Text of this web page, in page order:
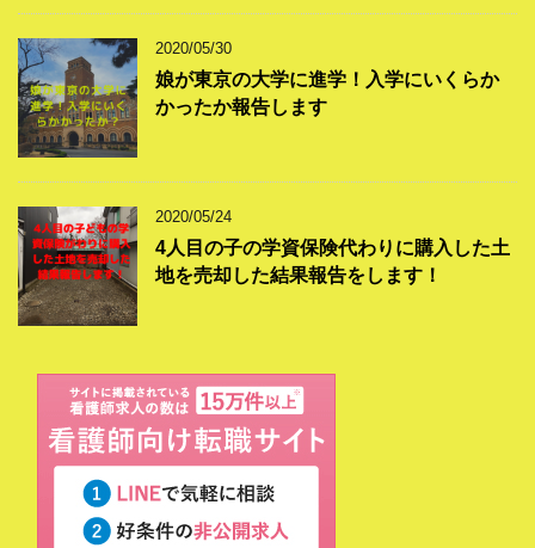
2020/05/30
娘が東京の大学に進学！入学にいくらか
かったか報告します
2020/05/24
4人目の子の学資保険代わりに購入した土
地を売却した結果報告をします！